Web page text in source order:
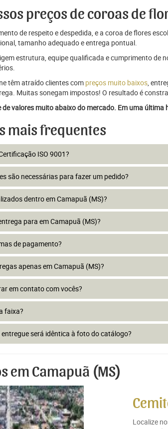
preços de coroas de
de respeito e despedida, e a coroa de flores
tamanho adequado e entrega pontual.
estrutura, equipe qualificada e cumprimento
têm atraído clientes com preços muito baixos,
Muitas sonegam impostos! O resultado é
de valores muito abaixo do mercado. Em uma
mais frequentes
ISO 9001?
são necessárias para fazer um pedido?
dentro em Camapuã (MS)?
para em Camapuã (MS)?
de pagamento?
apenas em Camapuã (MS)?
em contato com vocês?
faixa?
será idêntica à foto do catálogo?
em Camapuã (MS)
Localize